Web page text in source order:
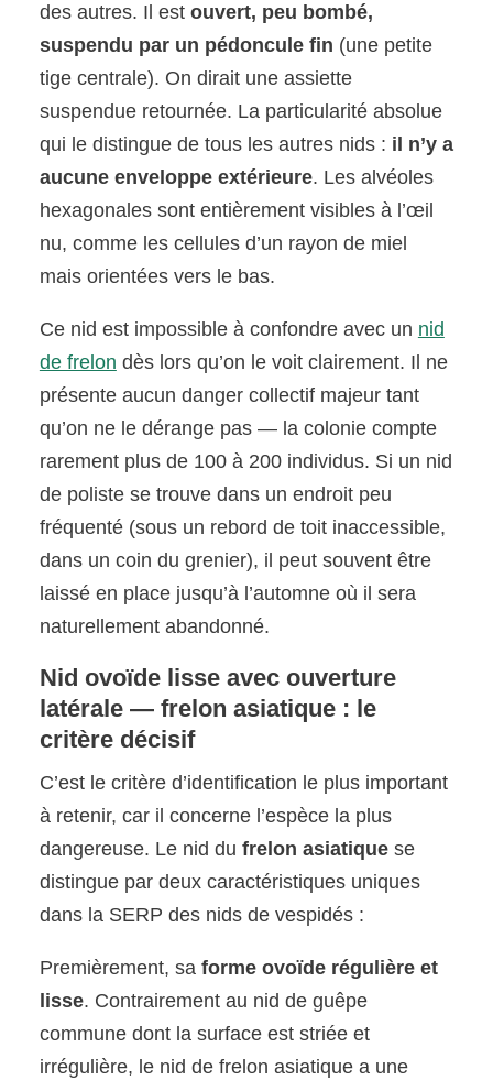
des autres. Il est ouvert, peu bombé,
suspendu par un pédoncule fin (une petite
tige centrale). On dirait une assiette
suspendue retournée. La particularité absolue
qui le distingue de tous les autres nids : il n’y a
aucune enveloppe extérieure. Les alvéoles
hexagonales sont entièrement visibles à l’œil
nu, comme les cellules d’un rayon de miel
mais orientées vers le bas.
Ce nid est impossible à confondre avec un nid
de frelon dès lors qu’on le voit clairement. Il ne
présente aucun danger collectif majeur tant
qu’on ne le dérange pas — la colonie compte
rarement plus de 100 à 200 individus. Si un nid
de poliste se trouve dans un endroit peu
fréquenté (sous un rebord de toit inaccessible,
dans un coin du grenier), il peut souvent être
laissé en place jusqu’à l’automne où il sera
naturellement abandonné.
Nid ovoïde lisse avec ouverture
latérale — frelon asiatique : le
critère décisif
C’est le critère d’identification le plus important
à retenir, car il concerne l’espèce la plus
dangereuse. Le nid du frelon asiatiquese
distingue par deux caractéristiques uniques
dans la SERP des nids de vespidés :
Premièrement, sa forme ovoïde régulière et
lisse. Contrairement au nid de guêpe
commune dont la surface est striée et
irrégulière, le nid de frelon asiatique a une